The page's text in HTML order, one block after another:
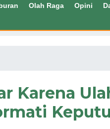
Olah Raga Opini
Karena